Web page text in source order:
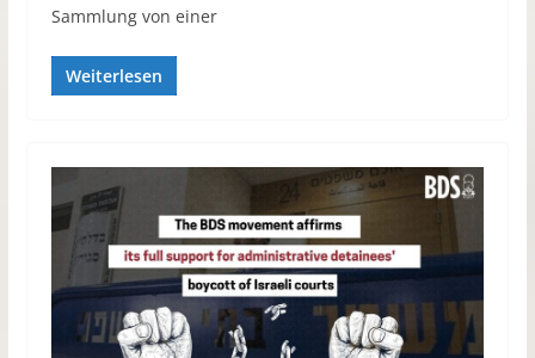
Sammlung von einer
Weiterlesen